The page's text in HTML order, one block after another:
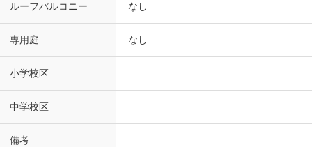
ルーフバルコニー なし
専用庭 なし
小学校区
中学校区
備考